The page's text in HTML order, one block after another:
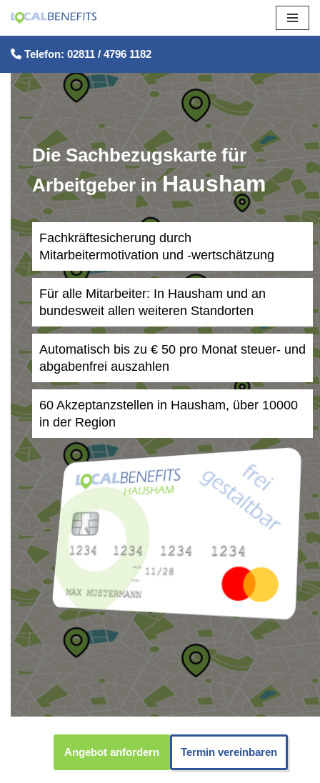
Zum
Inhalt
springen
Telefon: 02811 / 4796 1182
Die Sachbezugskarte für
Arbeitgeber inHausham
Fachkräftesicherung durch
Mitarbeitermotivation und -wertschätzung
Für alle Mitarbeiter: In Hausham und an
bundesweit allen weiteren Standorten
Automatisch bis zu € 50 pro Monat steuer- und
abgabenfrei auszahlen
60 Akzeptanzstellen in Hausham, über 10000
in der Region
Angebot anfordern Termin vereinbaren